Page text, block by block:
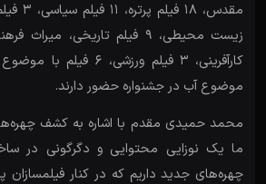
موضوع آب در جشنواره حضور دارند.
محمد حمیدی مقدم با اشاره به کشف
ما یک نوزایی محتوایی و دگرگونی در
چهره‌های جدید داریم که در کنار